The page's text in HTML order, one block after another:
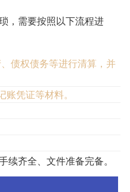
，需要按照以下流程进
债权债务等进行清算，并
凭证等材料。
齐全、文件准备完备。